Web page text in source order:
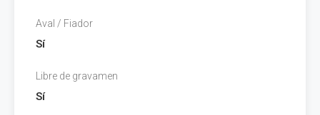
Aval / Fiador
Sí
Libre de gravamen
Sí